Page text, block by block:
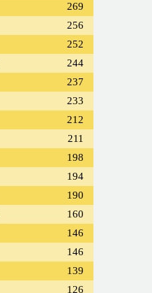
269
256
252
244
237
233
212
211
198
194
190
160
146
146
139
126